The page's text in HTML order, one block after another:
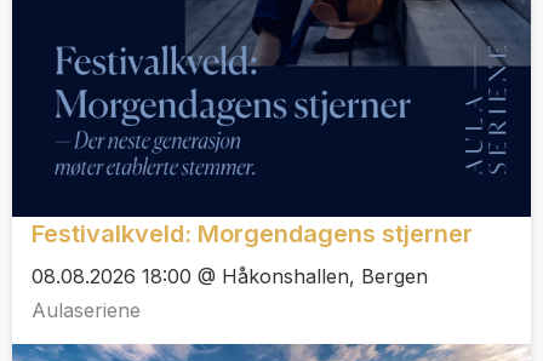
Festivalkveld: Morgendagens stjerner
08.08.2026 18:00 @ Håkonshallen, Bergen
Aulaseriene